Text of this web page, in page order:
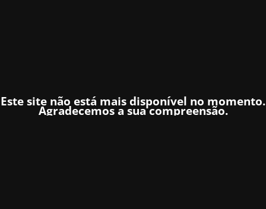
Este site não está mais disponível no momento.
Agradecemos a sua compreensão.